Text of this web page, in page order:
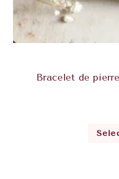
Bracelet de